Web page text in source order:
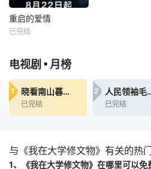
撞成为了某企业的
代言人，并因行侠
仗义的
重启的爱情
每天 12点更1迷雾
重重的夫妻关系，
暗藏玄机的罪案现
场，枕边人究竟是
真命天子还是连环
凶手？
重启的爱情
已完结
电视剧 • 月榜
1 晓看南山暮看云
已完结
2 人民
已完结
与《我在大学修文物》有关的热
1、《我在大学修文物》在哪里可以免